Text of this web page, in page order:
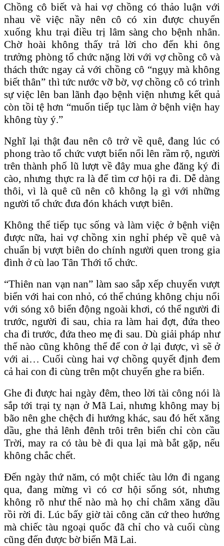
Chồng cô biết và hai vợ chồng có thảo luận với
nhau về việc nầy nên cô có xin được chuyển
xuống khu trại điều trị lâm sàng cho bệnh nhân.
Chờ hoài không thấy trả lời cho đến khi ông
trưởng phòng tổ chức nặng lời với vợ chồng cô và
thách thức ngay cả với chồng cô “ngụy mà không
biết thân” thì tức nước vỡ bờ, vợ chồng cô có trình
sự việc lên ban lãnh đạo bệnh viện nhưng kết quả
còn tồi tệ hơn “muốn tiếp tục làm ở bệnh viện hay
không tùy ý.”
Nghĩ lại thật đau nên cô trở về quê, đang lúc có
phong trào tổ chức vượt biển nổi lên rầm rộ, người
trên thành phố lũ lượt về đây mua ghe đăng ký đi
cào, nhưng thực ra là để tìm cơ hội ra đi. Dễ dàng
thôi, vì là quê cũ nên cô không lạ gì với những
người tổ chức đưa đón khách vượt biên.
Không thể tiếp tục sống và làm việc ở bệnh viện
được nữa, hai vợ chồng xin nghỉ phép về quê và
chuẩn bị vượt biên do chính người quen trong gia
đình ở cù lao Tân Thới tổ chức.
“Thiên nan vạn nan” làm sao sắp xếp chuyến vượt
biển với hai con nhỏ, có thể chúng không chịu nổi
với sóng xô biển động ngoài khơi, có thể người đi
trước, người đi sau, chia ra làm hai đợt, đứa theo
cha đi trước, đứa theo mẹ đi sau. Dù giải pháp như
thế nào cũng không thể để con ở lại được, vì sẽ ở
với ai… Cuối cùng hai vợ chồng quyết định đem
cả hai con đi cùng trên một chuyến ghe ra biển.
Ghe đi được hai ngày đêm, theo lời tài công nói là
sắp tới trại tỵ nạn ở Mã Lai, nhưng không may bị
bão nên ghe chệch đi hướng khác, sau đó hết xăng
dầu, ghe thả lênh đênh trôi trên biển chỉ còn cầu
Trời, may ra có tàu bè đi qua lại mà bắt gặp, nếu
không chắc chết.
Đến ngày thứ năm, có một chiếc tàu lớn đi ngang
qua, đang mừng vì có cơ hội sống sót, nhưng
không rõ như thế nào mà họ chỉ châm xăng dầu
rồi rời đi. Lúc bấy giờ tài công căn cứ theo hướng
mà chiếc tàu ngoại quốc đã chỉ cho và cuối cùng
cũng đến được bờ biển Mã Lai.